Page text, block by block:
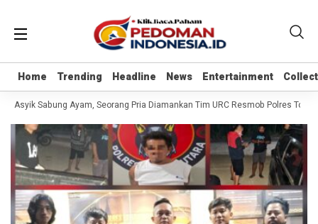
Home Trending Headline News Entertainment
Home Trending Headline News Entertainment
Asyik Sabung Ayam, Seorang Pria Diamankan Tim URC Resmob Polres